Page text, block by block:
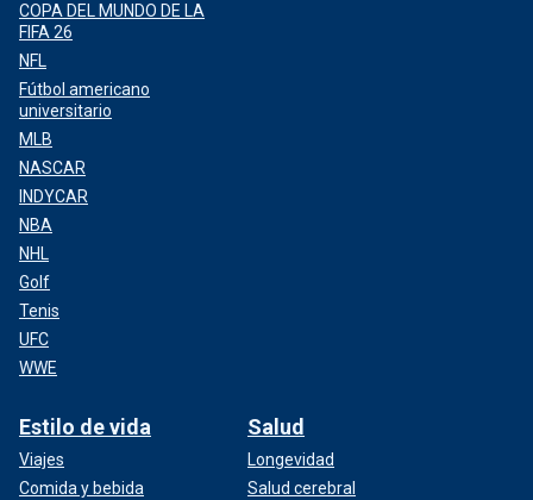
COPA DEL MUNDO DE LA
FIFA 26
NFL
Fútbol americano
universitario
MLB
NASCAR
INDYCAR
NBA
NHL
Golf
Tenis
UFC
WWE
Estilo de vida
Viajes
Comida y bebida
Salud
Longevidad
Salud cerebral